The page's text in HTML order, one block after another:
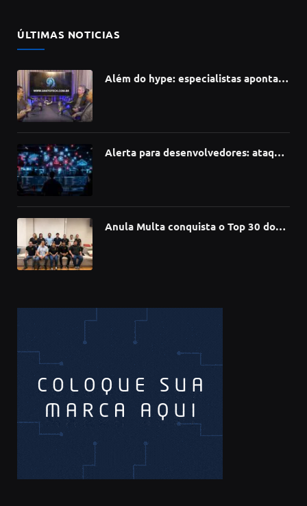
ÚLTIMAS NOTICIAS
Além do hype: especialistas apontam
Alerta para desenvolvedores: ataque
Anula Multa conquista o Top 30 do